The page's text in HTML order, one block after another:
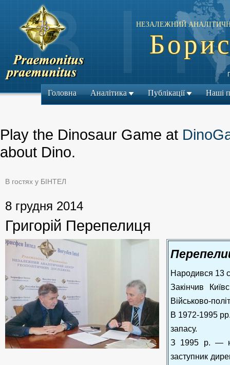
НЕЗАЛЕЖНИЙ
Головна Аналітика Публікації Наші
Play the Dinosaur Game at
about Dino.
В гостях у БІНТЕЛ
8 грудня 2014
Григорій Перепелиця
Народився 13
Закінчив
Військово-
В 1972-1995
запасу.
З 1995 р. —
заступник